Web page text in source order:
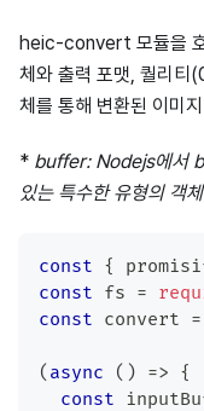
heic-convert 모듈을
체와 출력 포맷, 퀄리티
체를 통해 변환된 이미
* buffer: Nodejs에서
있는 특수한 유형의 객
const {
const fs =
const convert =
( async ( ) =>
{
const